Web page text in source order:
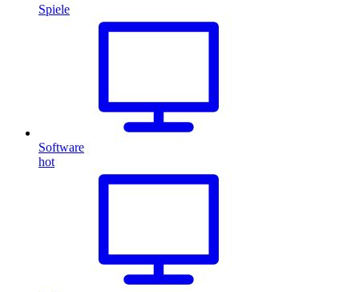
Spiele
Software
hot